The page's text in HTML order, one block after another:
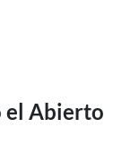
el Abierto